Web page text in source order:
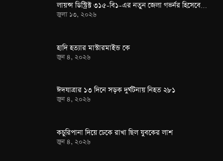
লায়ন্স ডিস্ট্রিক্ট ৩১৫-বি১-এর নতুন জেলা গভর্নর হিসেবে…
জুলা ১৩, ২০২৬
হাদি হত্যার মাস্টারমাইন্ড কে
জুন ৪, ২০২৬
ঈদযাত্রার ১৩ দিনে সড়ক দুর্ঘটনায় নিহত ২৮১
জুন ৪, ২০২৬
কচুরিপানা দিয়ে ঢেকে রাখা ছিল যুবকের লাশ
জুন ৪, ২০২৬